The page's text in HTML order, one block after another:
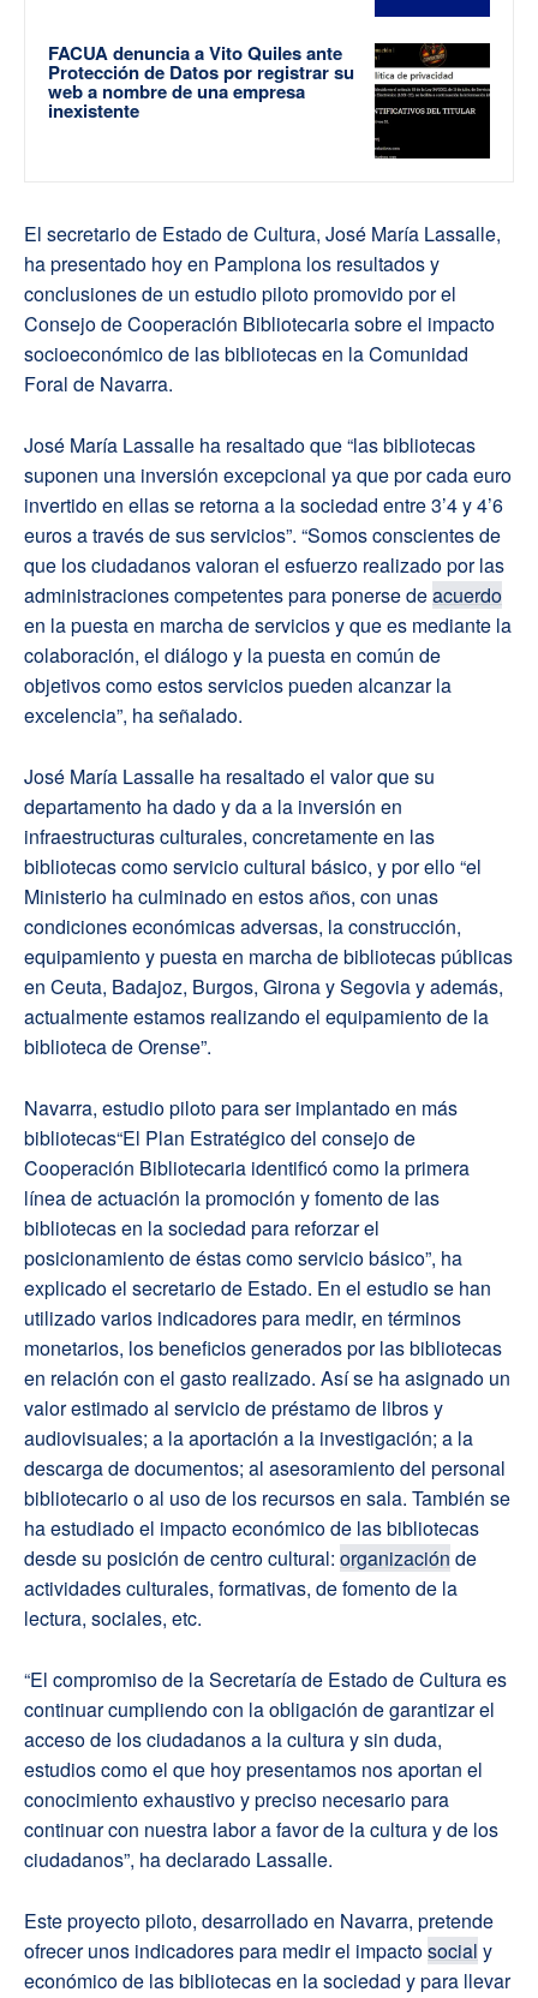
FACUA denuncia a Vito Quiles ante
Protección de Datos por registrar su
web a nombre de una empresa
inexistente
El secretario de Estado de Cultura, José María Lassalle,
ha presentado hoy en Pamplona los resultados y
conclusiones de un estudio piloto promovido por el
Consejo de Cooperación Bibliotecaria sobre el impacto
socioeconómico de las bibliotecas en la Comunidad
Foral de Navarra.
José María Lassalle ha resaltado que “las bibliotecas
suponen una inversión excepcional ya que por cada euro
invertido en ellas se retorna a la sociedad entre 3’4 y 4’6
euros a través de sus servicios”. “Somos conscientes de
que los ciudadanos valoran el esfuerzo realizado por las
administraciones competentes para ponerse deacuerdo
en la puesta en marcha de servicios y que es mediante la
colaboración, el diálogo y la puesta en común de
objetivos como estos servicios pueden alcanzar la
excelencia”, ha señalado.
José María Lassalle ha resaltado el valor que su
departamento ha dado y da a la inversión en
infraestructuras culturales, concretamente en las
bibliotecas como servicio cultural básico, y por ello “el
Ministerio ha culminado en estos años, con unas
condiciones económicas adversas, la construcción,
equipamiento y puesta en marcha de bibliotecas públicas
en Ceuta, Badajoz, Burgos, Girona y Segovia y además,
actualmente estamos realizando el equipamiento de la
biblioteca de Orense”.
Navarra, estudio piloto para ser implantado en más
bibliotecas“El Plan Estratégico del consejo de
Cooperación Bibliotecaria identificó como la primera
línea de actuación la promoción y fomento de las
bibliotecas en la sociedad para reforzar el
posicionamiento de éstas como servicio básico”, ha
explicado el secretario de Estado. En el estudio se han
utilizado varios indicadores para medir, en términos
monetarios, los beneficios generados por las bibliotecas
en relación con el gasto realizado. Así se ha asignado un
valor estimado al servicio de préstamo de libros y
audiovisuales; a la aportación a la investigación; a la
descarga de documentos; al asesoramiento del personal
bibliotecario o al uso de los recursos en sala. También se
ha estudiado el impacto económico de las bibliotecas
desde su posición de centro cultural: organización de
actividades culturales, formativas, de fomento de la
lectura, sociales, etc.
“El compromiso de la Secretaría de Estado de Cultura es
continuar cumpliendo con la obligación de garantizar el
acceso de los ciudadanos a la cultura y sin duda,
estudios como el que hoy presentamos nos aportan el
conocimiento exhaustivo y preciso necesario para
continuar con nuestra labor a favor de la cultura y de los
ciudadanos”, ha declarado Lassalle.
Este proyecto piloto, desarrollado en Navarra, pretende
ofrecer unos indicadores para medir el impactosocial y
económico de las bibliotecas en la sociedad y para llevar